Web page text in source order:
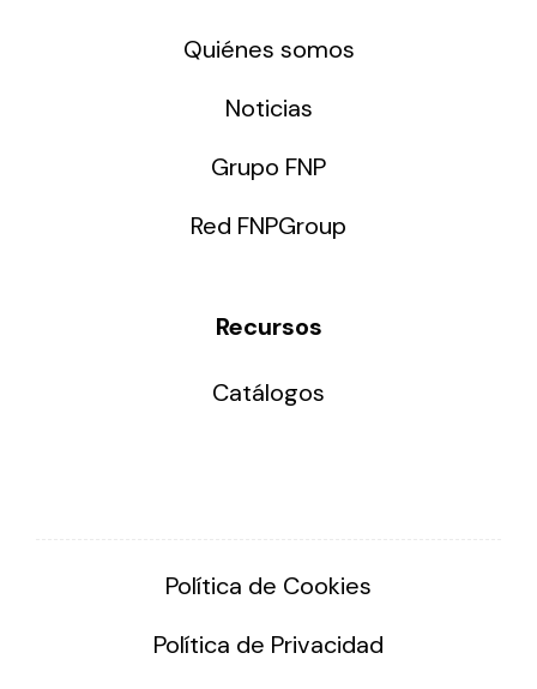
Quiénes somos
Noticias
Grupo FNP
Red FNPGroup
Recursos
Catálogos
Política de Cookies
Política de Privacidad